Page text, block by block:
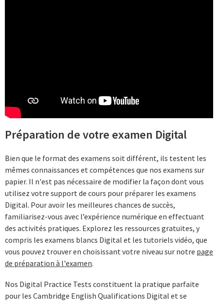
Préparation de votre examen Digital
Bien que le format des examens soit différent, ils testent les
mêmes connaissances et compétences que nos examens sur
papier. Il n'est pas nécessaire de modifier la façon dont vous
utilisez votre support de cours pour préparer les examens
Digital. Pour avoir les meilleures chances de succès,
familiarisez-vous avec l’expérience numérique en effectuant
des activités pratiques. Explorez les ressources gratuites, y
compris les examens blancs Digital et les tutoriels vidéo, que
vous pouvez trouver en choisissant votre niveau sur notre page
de préparation à l'examen.
Nos Digital Practice Tests constituent la pratique parfaite
pour les Cambridge English Qualifications Digital et se